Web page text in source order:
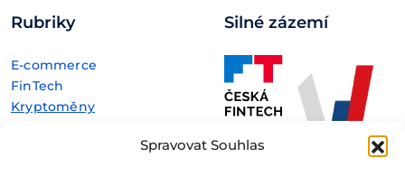
Spravovat Souhlas
Rubriky
E-commerce
FinTech
Kryptoměny
Silné zázemí